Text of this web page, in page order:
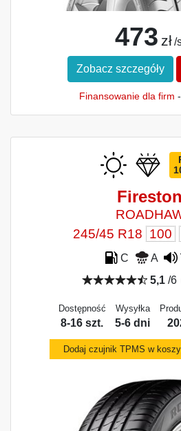
473 zł /
Zobacz szczegóły
Finansowanie dla firm
245/45 R18 100
C A
5,1 /6
Dostępność
8-16 szt.
Wysyłka
5-6 dni
Dodaj czujnik TPMS w